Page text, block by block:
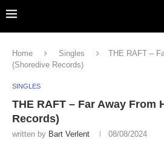
Home Singles
THE RAFT –
(Shoredive Records)
SINGLES
THE RAFT – Far Away From
Records)
written by Bart Verlent 08/08/2024